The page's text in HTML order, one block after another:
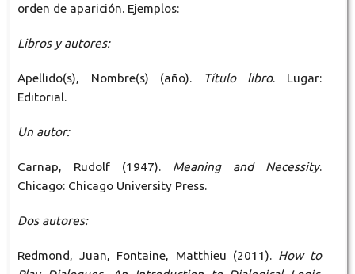
orden de aparición. Ejemplos:
Libros y autores:
Apellido(s), Nombre(s) (año). Título libro. Lugar:
Editorial.
Un autor:
Carnap, Rudolf (1947). Meaning and Necessity.
Chicago: Chicago University Press.
Dos autores:
Redmond, Juan, Fontaine, Matthieu (2011). How to